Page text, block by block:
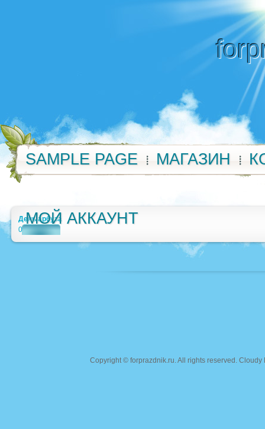
SAMPLE PAGE МАГАЗИН
МОЙ АККАУНТ
День арбуза
0
Copyright © forprazdnik.ru. All rights reserved.